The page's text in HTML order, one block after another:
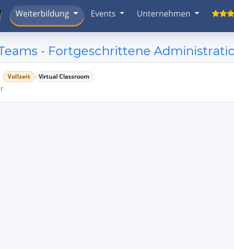
Weiterbildung Events Unternehmen
- Fortgeschrittene
Vollzeit Virtual Classroom